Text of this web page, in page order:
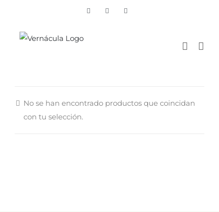
content
Vimeo Facebook
No se han encontrado productos que coincidan
con tu selección.